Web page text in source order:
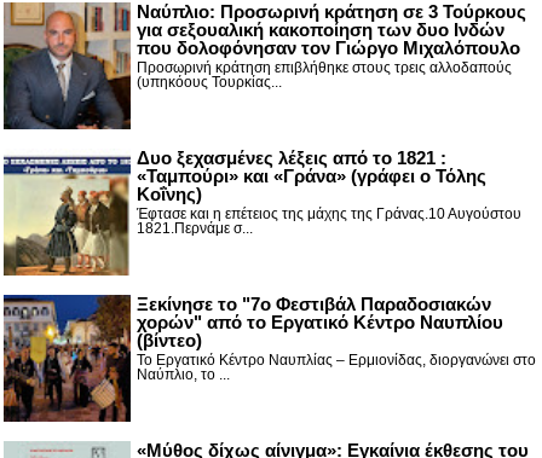
Ναύπλιο: Προσωρινή κράτηση σε 3 Τούρκους
για σεξουαλική κακοποίηση των δυο Ινδών
που δολοφόνησαν τον Γιώργο Μιχαλόπουλο
Προσωρινή κράτηση επιβλήθηκε στους τρεις αλλοδαπούς
(υπηκόους Τουρκίας...
Δυο ξεχασμένες λέξεις από το 1821 :
«Ταμπούρι» και «Γράνα» (γράφει ο Τόλης
Κοΐνης)
Έφτασε και η επέτειος της μάχης της Γράνας.10 Αυγούστου
1821.Περνάμε σ...
Ξεκίνησε το "7ο Φεστιβάλ Παραδοσιακών
χορών" από το Εργατικό Κέντρο Ναυπλίου
(βίντεο)
Το Εργατικό Κέντρο Ναυπλίας – Ερμιονίδας, διοργανώνει στο
Ναύπλιο, το ...
«Μύθος δίχως αίνιγμα»: Εγκαίνια έκθεσης του